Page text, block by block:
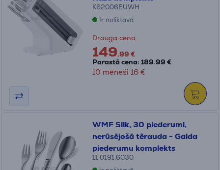
K62006EUWH
Ir noliktavā
Drauga cena:
149.99 €
Parastā cena: 189.99 €
10 mēneši 16 €
WMF Silk, 30 piederumi,
nerūsējošā tērauda - Galda
piederumu komplekts
11.0191.6030